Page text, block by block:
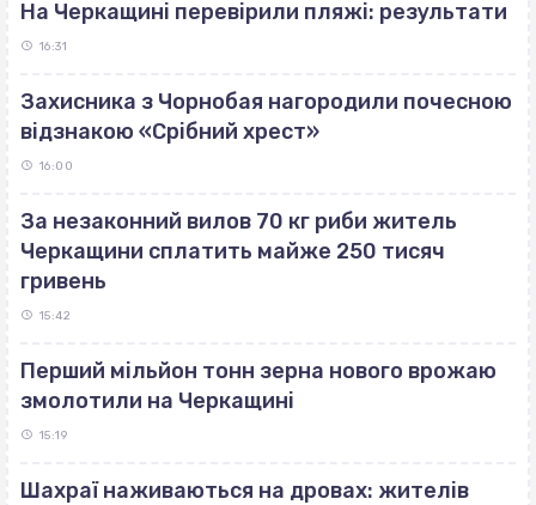
На Черкащині перевірили пляжі: результати
16:31
Захисника з Чорнобая нагородили почесною
відзнакою «Срібний хрест»
16:00
За незаконний вилов 70 кг риби житель
Черкащини сплатить майже 250 тисяч
гривень
15:42
Перший мільйон тонн зерна нового врожаю
змолотили на Черкащині
15:19
Шахраї наживаються на дровах: жителів